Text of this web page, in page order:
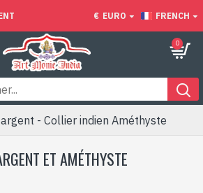
€ EURO FRENCH
0
- Collier indien Améthyste
ET AMÉTHYSTE